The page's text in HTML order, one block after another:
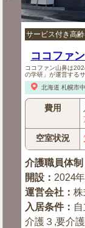
サービス付き高
ココファ
ココファン山鼻は
の学研」が運営する
北海道 札幌市
費用
空室状況
介護職員体制
開設 ： 2024
運営会社 ：株
入居条件：
介護３,要介